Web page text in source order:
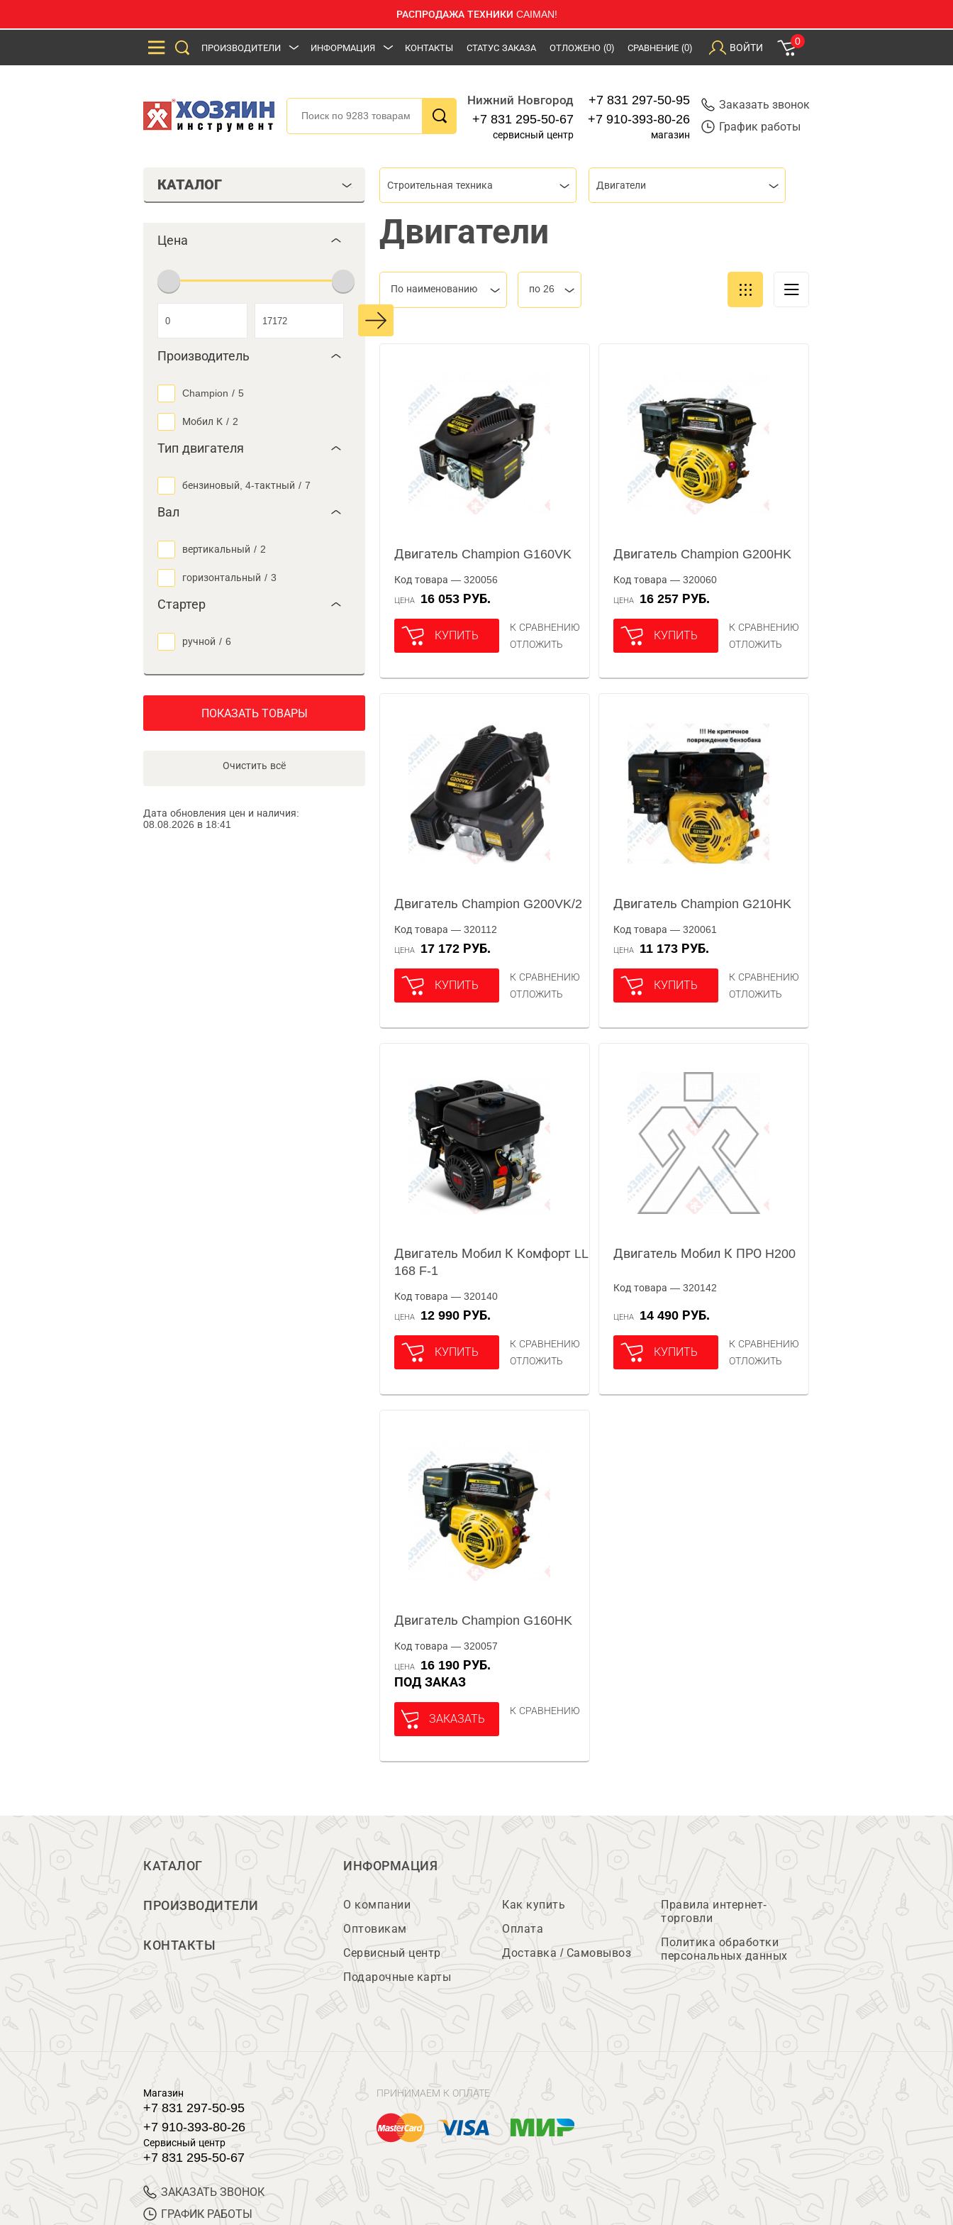
РАСПРОДАЖА ТЕХНИКИ CAIMAN!
ПРОИЗВОДИТЕЛИ ИНФОРМАЦИЯ КОНТАКТЫ СТАТУС ЗАКАЗА ОТЛОЖЕНО (0) СРАВНЕНИЕ (0) ВОЙТИ
0
Нижний Новгород
+7 831 295-50-67
сервисный центр
+7 831 297-50-95
+7 910-393-80-26
магазин
Заказать звонок
График работы
КАТАЛОГ
Цена
Производитель
Champion / 5
Мобил К / 2
Тип двигателя
бензиновый, 4-тактный / 7
Вал
вертикальный / 2
горизонтальный / 3
Стартер
ручной / 6
ПОКАЗАТЬ ТОВАРЫ
Очистить всё
Дата обновления цен и наличия:
08.08.2026 в 18:41
Строительная техника Двигатели
Двигатели
По наименованию по 26
Двигатель Champion G160VK
Код товара — 320056
ЦЕНА 16 053 РУБ.
КУПИТЬ
К СРАВНЕНИЮ
ОТЛОЖИТЬ
Двигатель Champion G200HK
Код товара — 320060
ЦЕНА 16 257 РУБ.
КУПИТЬ
К СРАВНЕНИЮ
ОТЛОЖИТЬ
Двигатель Champion G200VK/2
Код товара — 320112
ЦЕНА 17 172 РУБ.
КУПИТЬ
К СРАВНЕНИЮ
ОТЛОЖИТЬ
Двигатель Champion G210HK
Код товара — 320061
ЦЕНА 11 173 РУБ.
КУПИТЬ
К СРАВНЕНИЮ
ОТЛОЖИТЬ
Двигатель Мобил К Комфорт LL
168 F-1
Код товара — 320140
ЦЕНА 12 990 РУБ.
КУПИТЬ
К СРАВНЕНИЮ
ОТЛОЖИТЬ
Двигатель Мобил К ПРО H200
Код товара — 320142
ЦЕНА 14 490 РУБ.
КУПИТЬ
К СРАВНЕНИЮ
ОТЛОЖИТЬ
Двигатель Champion G160HK
Код товара — 320057
ЦЕНА
16 190 РУБ.
ПОД ЗАКАЗ
ЗАКАЗАТЬ
К СРАВНЕНИЮ
КАТАЛОГ
ПРОИЗВОДИТЕЛИ
КОНТАКТЫ
ИНФОРМАЦИЯ
О компании
Оптовикам
Сервисный центр
Подарочные карты
Как купить
Оплата
Доставка / Самовывоз
Правила интернет-
торговли
Политика обработки
персональных данных
Магазин
+7 831 297-50-95
+7 910-393-80-26
Сервисный центр
+7 831 295-50-67
ЗАКАЗАТЬ ЗВОНОК
ГРАФИК РАБОТЫ
ПРИНИМАЕМ К ОПЛАТЕ